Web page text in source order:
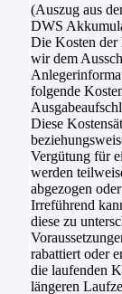
(Auszug aus
DWS
Die Kosten der
wir dem
folgende
Diese
Vergütung für
werden
abgezogen
Irreführend
diese zu
rabattiert oder
die laufenden
längeren